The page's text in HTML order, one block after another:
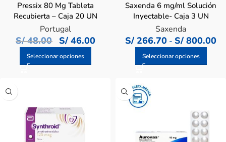
Pressix 80 Mg Tableta
Recubierta – Caja 20 UN
Portugal
S/48.00 S/46.00
Seleccionar opciones
Saxenda 6 mg/ml Solución
Inyectable- Caja 3 UN
Saxenda
S/ 266.70 - S/ 800.00
Seleccionar opciones